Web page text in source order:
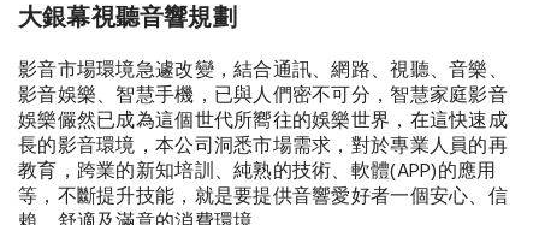
大銀幕視聽音響規劃
影音市場環境急遽改變，結合通訊、網路、視聽、音樂、
影音娛樂、智慧手機，已與人們密不可分，智慧家庭影音
娛樂儼然已成為這個世代所嚮往的娛樂世界，在這快速成
長的影音環境，本公司洞悉市場需求，對於專業人員的再
教育，跨業的新知培訓、純熟的技術、軟體(APP)的應用
等，不斷提升技能，就是要提供音響愛好者一個安心、信